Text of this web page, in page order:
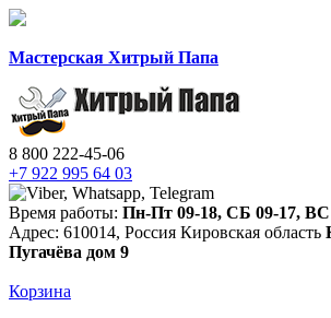
Мастерская Хитрый Папа
8 800 222-45-06
+7 922 995 64 03
Время работы: Пн-Пт 09-18, СБ 09-17,
Адрес: 610014, Россия Кировская область
Пугачёва дом 9
Корзина